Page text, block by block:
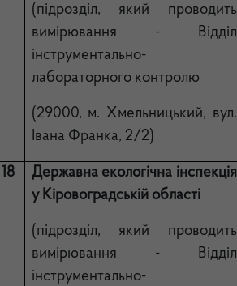
(підрозділ, який проводить
вимірювання - Відділ
інструментально-
лабораторного контролю
(29000, м. Хмельницький, вул.
Івана Франка, 2/2)
18
Державна екологічна інспекція
у Кіровоградській області
(підрозділ, який проводить
вимірювання - Відділ
інструментально-